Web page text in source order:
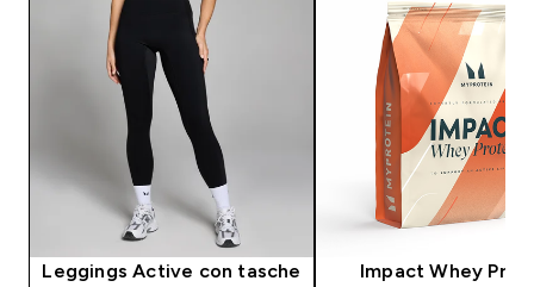
Leggings Active con tasche
Impact Whey